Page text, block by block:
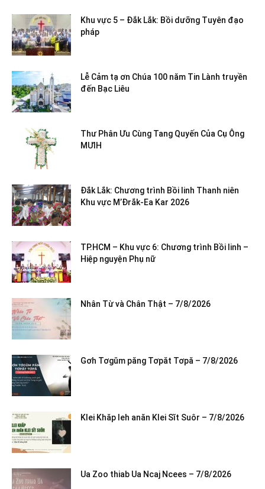
Khu vực 5 – Đắk Lắk: Bồi dưỡng Tuyên đạo
pháp
Lễ Cảm tạ ơn Chúa 100 năm Tin Lành truyền
đến Bạc Liêu
Thư Phân Ưu Cùng Tang Quyến Của Cụ Ông
MƯIH
Đắk Lắk: Chương trình Bồi linh Thanh niên
Khu vực M’Đrắk-Ea Kar 2026
TP.HCM – Khu vực 6: Chương trình Bồi linh –
Hiệp nguyện Phụ nữ
Nhân Từ và Chân Thật – 7/8/2026
Gơh Tơgŭm păng Tơpăt Tơpă – 7/8/2026
Klei Khăp leh anăn Klei Sĭt Suôr – 7/8/2026
Ua Zoo thiab Ua Ncaj Ncees – 7/8/2026